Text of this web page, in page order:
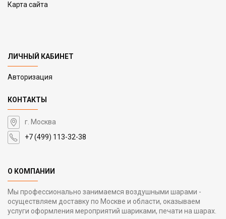
Карта сайта
ЛИЧНЫЙ КАБИНЕТ
Авторизация
КОНТАКТЫ
г. Москва
+7 (499) 113-32-38
О КОМПАНИИ
Мы профессионально занимаемся воздушными шарами -
осуществляем доставку по Москве и области, оказываем
услуги оформления мероприятий шариками, печати на шарах.